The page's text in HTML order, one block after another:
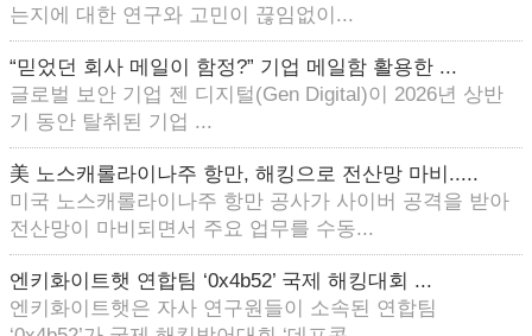
는지에 대한 연구와 고민이 끊임없이...
“믿었던 회사 메일이 함정?” 기업 메일함 활용한 ...
글로벌 보안 기업 젠 디지털(Gen Digital)이 2026년 상반
기 동안 탈취된 기업 ...
美 노스캐롤라이나주 항만, 해킹으로 전산망 마비.....
미국 노스캐롤라이나주 항만 공사가 사이버 공격을 받아
전산망이 마비되면서 주요 업무를 수동...
엔키화이트햇 연합팀 ‘0x4b52’ 국제 해킹대회 ...
엔키화이트햇은 자사 연구원들이 소속된 연합팀